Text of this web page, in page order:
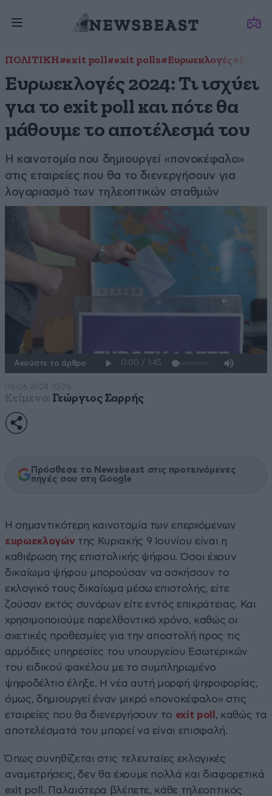
ΠΟΛΙΤΙΚΗ#exit poll#exit polls#Ευρωεκλογές
Ευρωεκλογές 2024: Τι ισχύει
για το exit poll και πότε θα
μάθουμε το αποτέλεσμά του
Η καινοτομία που δημιουργεί «πονοκέφαλο»
στις εταιρείες που θα το διενεργήσουν για
λογαριασμό των τηλεοπτικών σταθμών
Ακούστε το άρθρο
06·06·2024 10:26
Κείμενο: Γεώργιος Σαρρής
Πρόσθεσε το Newsbeast στις προτεινόμενες
πηγές σου στη Google
Η σημαντικότερη καινοτομία των επερχόμενων
ευρωεκλογών της Κυριακής 9 Ιουνίου είναι η
καθιέρωση της επιστολικής ψήφου. Όσοι έχουν
δικαίωμα ψήφου μπορούσαν να ασκήσουν το
εκλογικό τους δικαίωμα μέσω επιστολής, είτε
ζούσαν εκτός συνόρων είτε εντός επικράτειας. Και
χρησιμοποιούμε παρελθοντικό χρόνο, καθώς οι
σχετικές προθεσμίες για την αποστολή προς τις
αρμόδιες υπηρεσίες του υπουργείου Εσωτερικών
του ειδικού φακέλου με το συμπληρωμένο
ψηφοδέλτιο έληξε. Η νέα αυτή μορφή ψηφοφορίας,
όμως, δημιουργεί έναν μικρό «πονοκέφαλο» στις
εταιρείες που θα διενεργήσουν το exit poll , καθώς τα
αποτελέσματά του μπορεί να είναι επισφαλή.
Όπως συνηθίζεται στις τελευταίες εκλογικές
αναμετρήσεις, δεν θα έχουμε πολλά και διαφορετικά
exit poll. Παλαιότερα βλέπετε, κάθε τηλεοπτικός